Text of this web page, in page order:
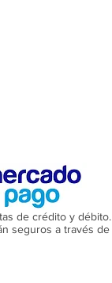
de crédito y débito.
seguros a través de